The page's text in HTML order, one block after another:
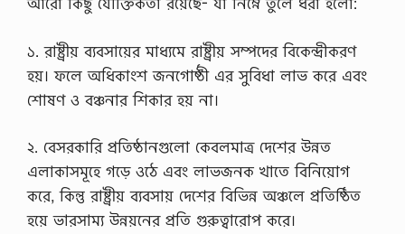
ই
ন
১. রাষ্ট্রীয় ব্যবসায়ের মাধ্যমে রাষ্ট্রীয় সম্পদের বিকেন্দ্রীকরণ
হয়। ফলে অধিকাংশ জনগোষ্ঠী এর সুবিধা লাভ করে এবং
শোষণ ও বঞ্চনার শিকার হয় না।
২. বেসরকারি প্রতিষ্ঠানগুলো কেবলমাত্র দেশের উন্নত
এলাকাসমূহে গড়ে ওঠে এবং লাভজনক খাতে বিনিয়োগ
করে, কিন্তু রাষ্ট্রীয় ব্যবসায় দেশের বিভিন্ন অঞ্চলে প্রতিষ্ঠিত
হয়ে ভারসাম্য উন্নয়নের প্রতি গুরুত্বারোপ করে।